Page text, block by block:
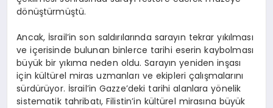
dönüştürmüştü.
Ancak, İsrail’in son saldırılarında sarayın tekrar yıkılması
ve içerisinde bulunan binlerce tarihi eserin kaybolması
büyük bir yıkıma neden oldu. Sarayın yeniden inşası
için kültürel miras uzmanları ve ekipleri çalışmalarını
sürdürüyor. İsrail’in Gazze’deki tarihi alanlara yönelik
sistematik tahribatı, Filistin’in kültürel mirasına büyük